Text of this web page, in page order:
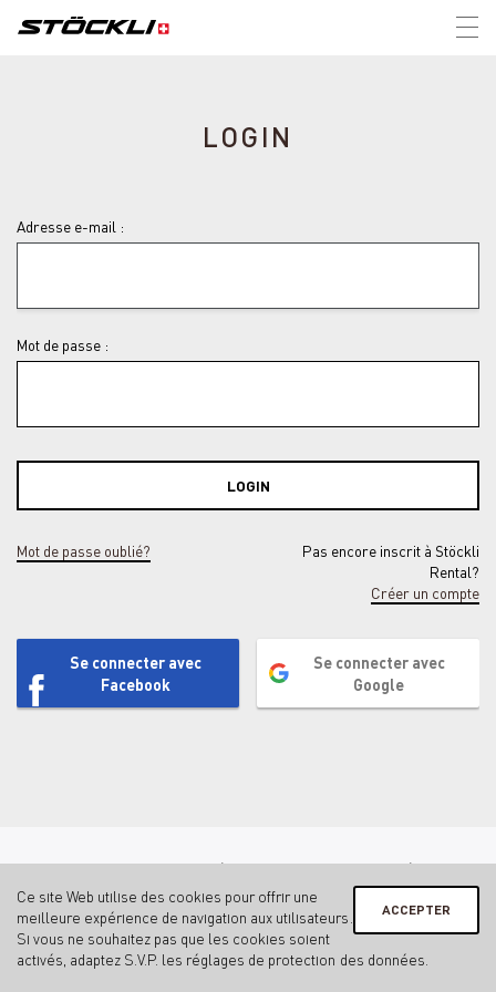
LOGIN
Adresse e-mail :
Mot de passe :
LOGIN
Mot de passe oublié?
Pas encore inscrit à Stöckli
Rental?
Créer un compte
Se connecter avec
Facebook
Se connecter avec
Google
Contact
Mentions légales & protection des données
Conditions générales
Gestion de la sphère privée
ACCEPTER
Ce site Web utilise des cookies pour offrir une
meilleure expérience de navigation aux utilisateurs.
Si vous ne souhaitez pas que les cookies soient
activés, adaptez S.V.P. les réglages de protection des données